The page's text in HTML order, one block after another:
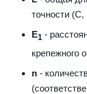
точности
E1 -
крепежного
n -